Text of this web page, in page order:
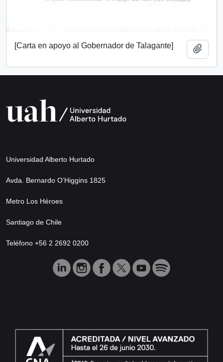
[Carta en apoyo al Gobernador de Talagante]
Universidad Alberto Hurtado
Avda. Bernardo O’Higgins 1825
Metro Los Héroes
Santiago de Chile
Teléfono +56 2 2692 0200